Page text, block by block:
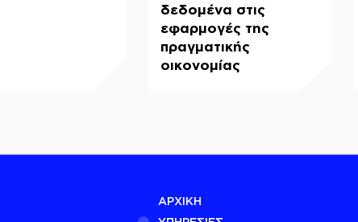
δεδομένα στις
εφαρμογές της
πραγματικής
οικονομίας
ΑΡΧΙΚΗ